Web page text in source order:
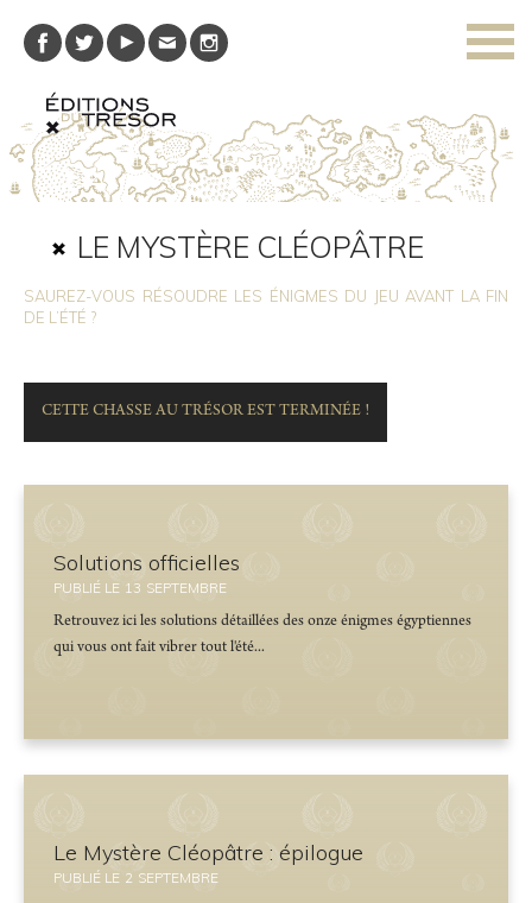
LE MYSTÈRE CLÉOPÂTRE
SAUREZ-VOUS RÉSOUDRE LES ÉNIGMES DU JEU AVANT LA FIN
DE L’ÉTÉ ?
CETTE CHASSE AU TRÉSOR EST TERMINÉE !
Solutions officielles
PUBLIÉ LE 13 SEPTEMBRE
Retrouvez ici les solutions détaillées des onze énigmes égyptiennes
qui vous ont fait vibrer tout l'été...
Le Mystère Cléopâtre : épilogue
PUBLIÉ LE 2 SEPTEMBRE